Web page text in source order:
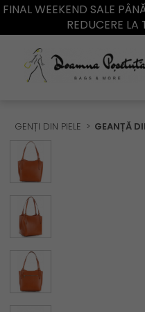
FINAL WEEKEND SALE
REDUCERE LA
GENȚI DIN PIELE GEANȚĂ